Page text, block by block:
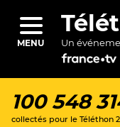
contenu
principal
MENU Un
100 548
collectés pour le Téléthon